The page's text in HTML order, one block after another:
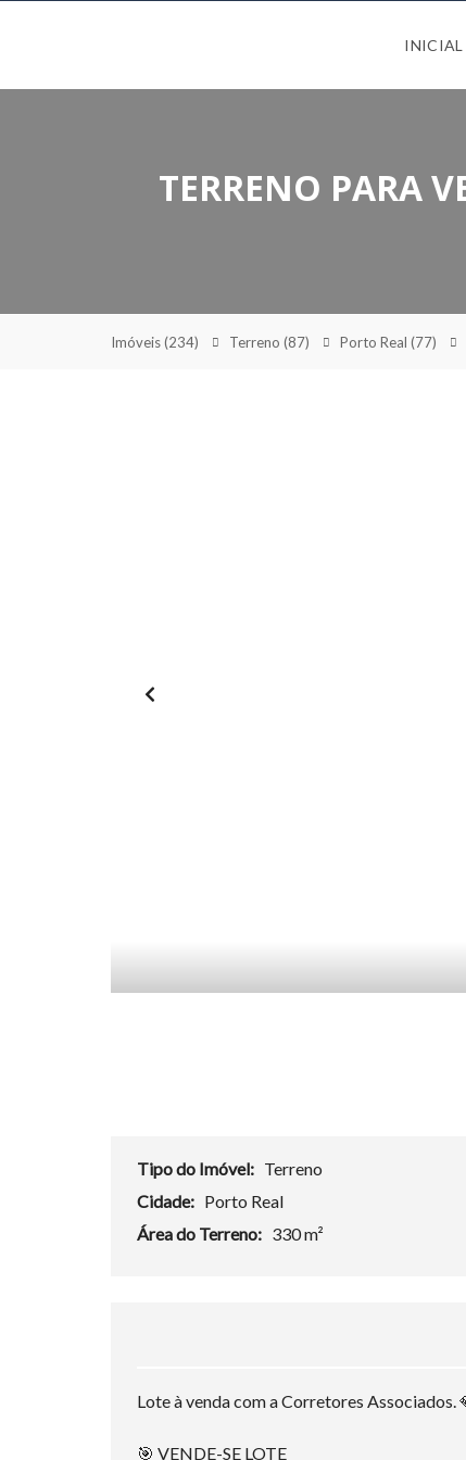
INICIAL
TERRENO PARA
Imóveis(234) Terreno (87) Porto Real (77)
Tipo do Imóvel: Terreno
Cidade: Porto Real
Área do Terreno: 330 m²
Lote à venda com a Corretores Associados.
🎯 VENDE-SE LOTE